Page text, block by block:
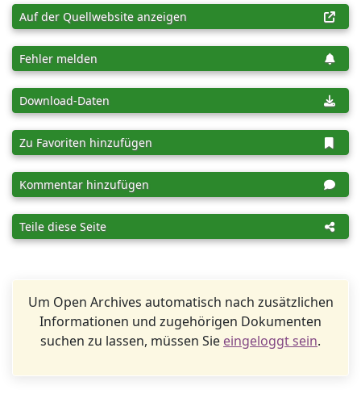
Auf der Quellwebsite anzeigen
Fehler melden
Download-Daten
Zu Favoriten hinzufügen
Kommentar hinzufügen
Teile diese Seite
Um Open Archives automatisch nach zusätzlichen
Informationen und zugehörigen Dokumenten
suchen zu lassen, müssen Sie eingeloggt sein.